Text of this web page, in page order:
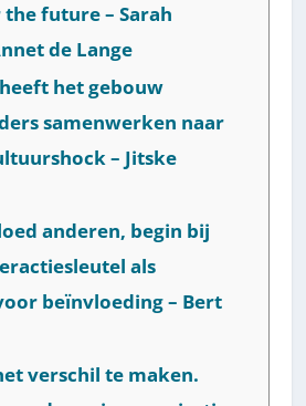
the future – Sarah
de Lange
het gebouw
samenwerken naar
– Jitske
anderen, begin bij
als
beïnvloeding – Bert
verschil te maken.